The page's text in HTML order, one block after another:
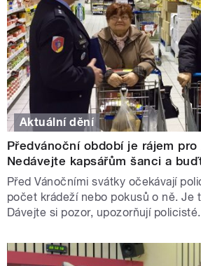
Aktuální dění
Předvánoční období je rájem pro
Nedávejte kapsářům šanci a
Před Vánočními svátky očekávají
počet krádeží nebo pokusů o ně. Je
Dávejte si pozor, upozorňují policisté.